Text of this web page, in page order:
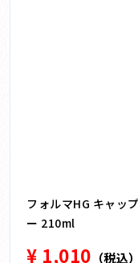
フォルマHG キャッ
ー 210ml
¥ 1,010 （税込）